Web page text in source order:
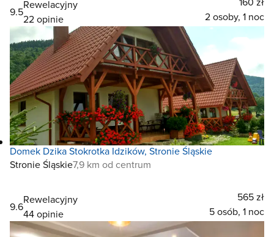
9.5
Rewelacyjny
22 opinie
2 osoby, 1 noc
Domek Dzika Stokrotka Idzików, Stronie Śląskie
Stronie Śląskie7,9 km od centrum
9.6
Rewelacyjny
44 opinie
565 zł
5 osób, 1 noc